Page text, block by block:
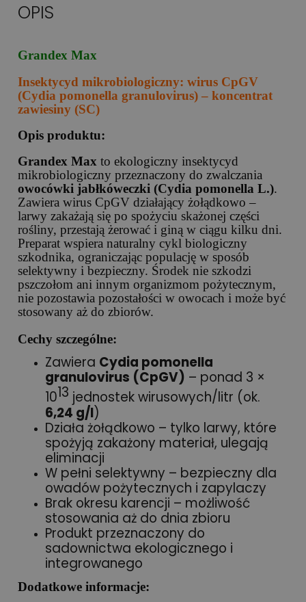
OPIS
Grandex Max
Insektycyd mikrobiologiczny: wirus CpGV
(Cydia pomonella granulovirus) – koncentrat
zawiesiny (SC)
Opis produktu:
Grandex Max to ekologiczny insektycyd
mikrobiologiczny przeznaczony do zwalczania
owocówki jabłkóweczki (Cydia pomonella L.).
Zawiera wirus CpGV działający żołądkowo –
larwy zakażają się po spożyciu skażonej części
rośliny, przestają żerować i giną w ciągu kilku dni.
Preparat wspiera naturalny cykl biologiczny
szkodnika, ograniczając populację w sposób
selektywny i bezpieczny. Środek nie szkodzi
pszczołom ani innym organizmom pożytecznym,
nie pozostawia pozostałości w owocach i może być
stosowany aż do zbiorów.
Cechy szczególne:
Zawiera Cydia pomonella
granulovirus (CpGV) – ponad 3 ×
1013 jednostek wirusowych/litr (ok.
6,24 g/l)
Działa żołądkowo – tylko larwy, które
spożyją zakażony materiał, ulegają
eliminacji
W pełni selektywny – bezpieczny dla
owadów pożytecznych i zapylaczy
Brak okresu karencji – możliwość
stosowania aż do dnia zbioru
Produkt przeznaczony do
sadownictwa ekologicznego i
integrowanego
Dodatkowe informacje: